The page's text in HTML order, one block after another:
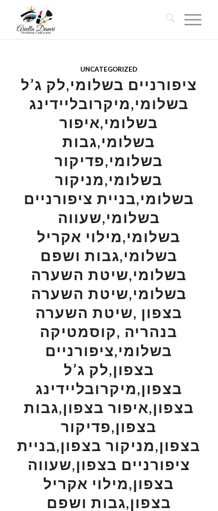
UNCATEGORIZED
ציפורניים בשלומי,לק ג’ל
בשלומי,מיקרובליידינג
בשלומי,איפור
בשלומי,גבות
בשלומי,פדיקור
בשלומי,מניקור
בשלומי,בניית ציפורניים
בשלומי,שעווה
בשלומי,מילוי אקריל
בשלומי,גבות ושפם
בשלומי,שיטת השערה
בשלומי,שיטת השערה
בצפון ,שיטת השערה
בנהריה ,קוסמטיקה
בשלומי,ציפורניים
בצפון,לק ג’ל
בצפון,מיקרובליידינג
בצפון,איפור בצפון,גבות
בצפון,פדיקור
בצפון,מניקור בצפון,בניית
ציפורניים בצפון,שעווה
בצפון,מילוי אקריל
בצפון,גבות ושפם